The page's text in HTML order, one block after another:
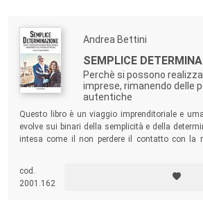
Andrea Bettini
SEMPLICE
Perchè si possono
imprese, rimanendo delle
autentiche
Questo libro è un viaggio imprenditoriale e
evolve sui binari della semplicità e della
intesa come il non perdere il contatto con la
aggrappati a principi fondanti e l’avere sempre
nuove sfide, d’impegnarsi totalmente in ciò che
sapendo che un’impresa è un processo in
cod.
2001.162